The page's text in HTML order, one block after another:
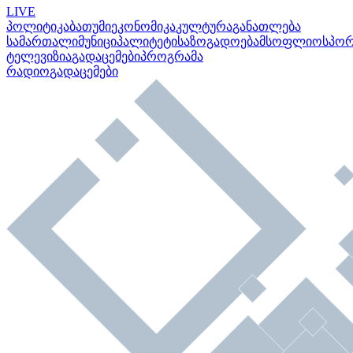
LIVE
პოლიტიკაბათუმიეკონომიკაკულტურაგანათლება
სამართალიმუნიციპალიტეტისაზოგადოებამსოფლიო
ტელევიზიაგადაცემებიპროგრამა
რადიოგადაცემები